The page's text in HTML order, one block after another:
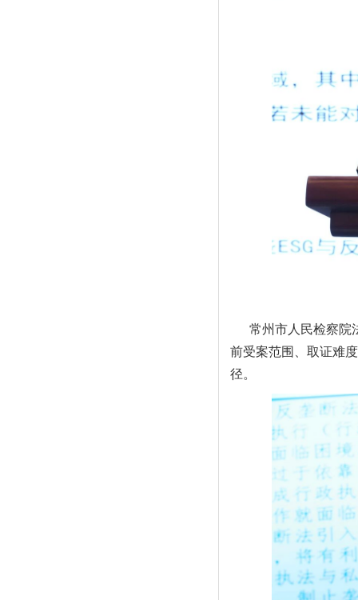
常州市人民检察院
前受案范围、取证难
径。